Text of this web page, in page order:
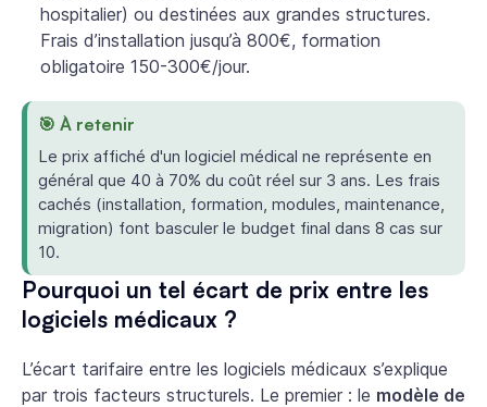
hospitalier) ou destinées aux grandes structures.
Frais d’installation jusqu’à 800€, formation
obligatoire 150-300€/jour.
🎯 À retenir
Le prix affiché d'un logiciel médical ne représente en
général que 40 à 70% du coût réel sur 3 ans. Les frais
cachés (installation, formation, modules, maintenance,
migration) font basculer le budget final dans 8 cas sur
10.
Pourquoi un tel écart de prix entre les
logiciels médicaux ?
L’écart tarifaire entre les logiciels médicaux s’explique
par trois facteurs structurels. Le premier : le modèle de